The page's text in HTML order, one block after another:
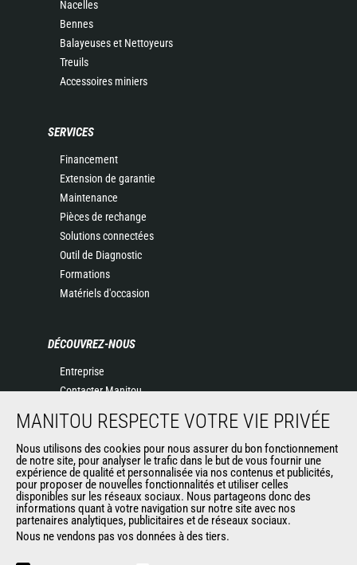
Nacelles
Bennes
Balayeuses et Nettoyeurs
Treuils
Accessoires miniers
SERVICES
Financement
Extension de garantie
Maintenance
Pièces de rechange
Solutions connectées
Outil de Diagnostic
Formations
Matériels d'occasion
DÉCOUVREZ-NOUS
Entreprise
Contacter Manitou
Politique de protection des données
Evénements
Actualités
Historique
AUTRES SITES DU GROUPE
MANITOU RESPECTE VOTRE VIE PRIVÉE
Nous utilisons des cookies pour nous assurer du bon fonctionnement
de notre site, pour analyser le trafic dans le but de vous fournir une
expérience de qualité et personnalisée via nos contenus et publicités,
pour proposer de nouvelles fonctionnalités et utiliser celles
disponibles sur les réseaux sociaux. Nous partageons donc des
informations quant à votre navigation sur notre site avec nos
partenaires analytiques, publicitaires et de réseaux sociaux.
Nous ne vendons pas vos données à des tiers.